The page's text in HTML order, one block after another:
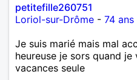
petitefille260751
Loriol-sur-Drôme - 74 ans
Je suis marié mais mal
heureuse je sors quand
vacances seule